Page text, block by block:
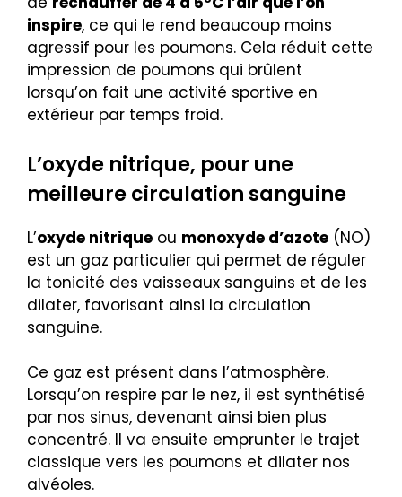
inspire, ce qui le rend beaucoup moins
agressif pour les poumons. Cela réduit cette
impression de poumons qui brûlent
lorsqu’on fait une activité sportive en
extérieur par temps froid.
L’oxyde nitrique, pour une
meilleure circulation sanguine
L’oxyde nitrique ou monoxyde d’azote (NO)
est un gaz particulier qui permet de réguler
la tonicité des vaisseaux sanguins et de les
dilater, favorisant ainsi la circulation
sanguine.
Ce gaz est présent dans l’atmosphère.
Lorsqu’on respire par le nez, il est synthétisé
par nos sinus, devenant ainsi bien plus
concentré. Il va ensuite emprunter le trajet
classique vers les poumons et dilater nos
alvéoles.